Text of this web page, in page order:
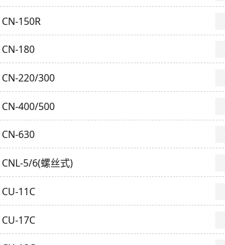
CN-150R
CN-180
CN-220/300
CN-400/500
CN-630
CNL-5/6(螺丝式)
CU-11C
CU-17C